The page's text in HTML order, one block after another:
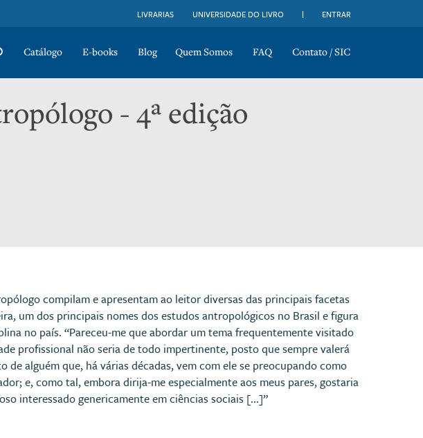
LIVRARIAS UNIVERSIDADE DO LIVRO ENTRAR
Catálogo E-books Blog Quem Somos FAQ Contato / SIC
- 4ª edição
compilam e apresentam ao leitor diversas das principais facetas
um dos principais nomes dos estudos antropológicos no Brasil e figura
no país. “Pareceu-me que abordar um tema frequentemente visitado
profissional não seria de todo impertinente, posto que sempre valerá
de alguém que, há várias décadas, vem com ele se preocupando como
e, como tal, embora dirija-me especialmente aos meus pares, gostaria
interessado genericamente em ciências sociais [...]”